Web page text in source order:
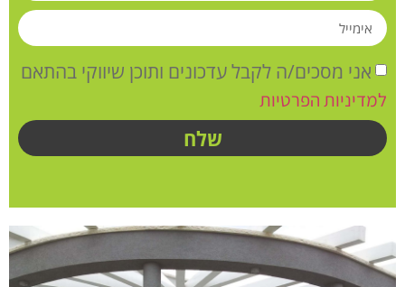
אני מסכים/ה לקבל עדכונים ותוכן שיווקי בהתאם
למדיניות הפרטיות
שלח